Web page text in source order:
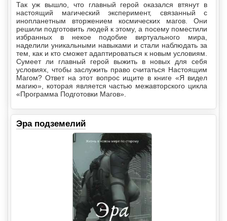
Так уж вышло, что главный герой оказался втянут в
настоящий магический эксперимент, связанный с
инопланетным вторжением космических магов. Они
решили подготовить людей к этому, а посему поместили
избранных в некое подобие виртуального мира,
наделили уникальными навыками и стали наблюдать за
тем, как и кто сможет адаптироваться к новым условиям.
Сумеет ли главный герой выжить в новых для себя
условиях, чтобы заслужить право считаться Настоящим
Магом? Ответ на этот вопрос ищите в книге «Я видел
магию», которая является частью межавторского цикла
«Программа Подготовки Магов».
Эра подземелий